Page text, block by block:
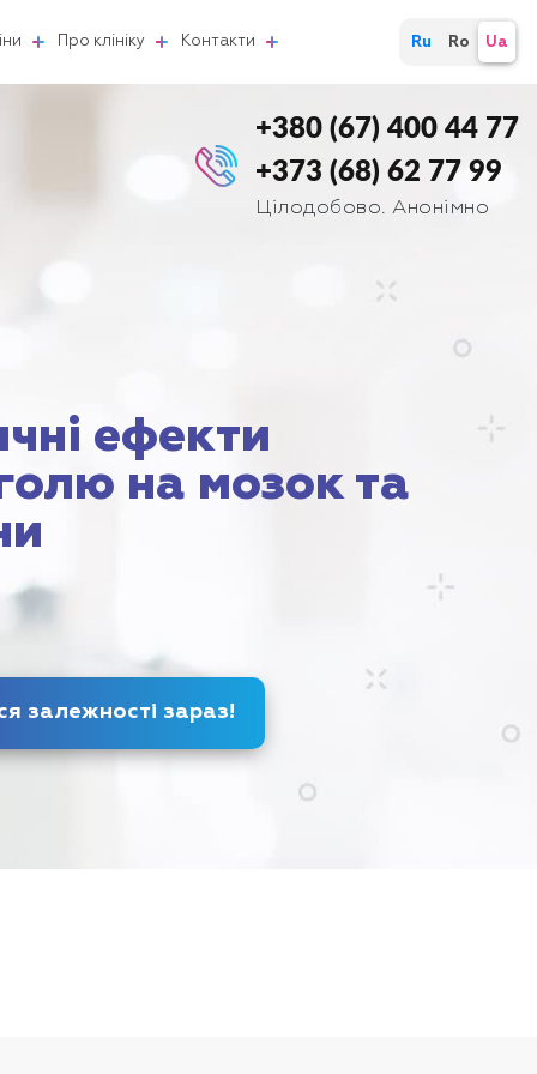
Про клініку Контакти Ru Ro Ua
+380 (67) 400 44 77
+373 (68) 62 77 99
Цілодобово. Анонімно
ефекти
на мозок та
Позбудься залежності зараз!